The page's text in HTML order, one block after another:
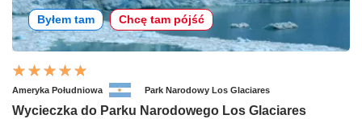
Byłem tam Chcę tam pójść
Ameryka Południowa Park Narodowy Los Glaciares
Wycieczka do Parku Narodowego Los Glaciares